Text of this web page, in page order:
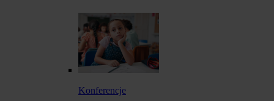
Konferencje